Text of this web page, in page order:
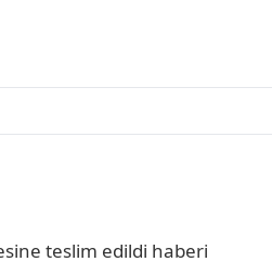
teslim edildi haberi